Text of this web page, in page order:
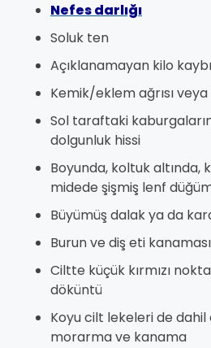
Nefes darlığı
Soluk ten
Açıklanamayan kilo kaybı
Kemik/eklem ağrısı
Sol taraftaki
dolgunluk hissi
Boyunda, koltuk altında,
midede şişmiş lenf
Büyümüş dalak ya da
Burun ve diş eti
Ciltte küçük kırmızı
döküntü
Koyu cilt lekeleri de
morarma ve kanama